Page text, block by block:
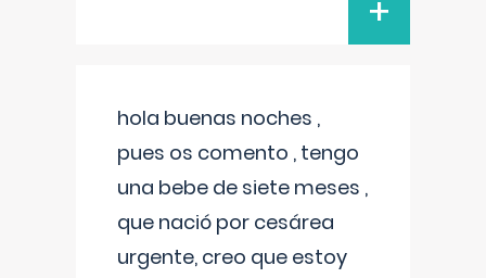
+
hola buenas noches ,
pues os comento , tengo
una bebe de siete meses ,
que nació por cesárea
urgente, creo que estoy